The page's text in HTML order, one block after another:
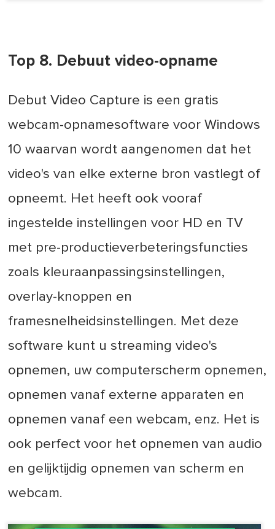
Top 8. Debuut video-opname
Debut Video Capture is een gratis
webcam-opnamesoftware voor Windows
10 waarvan wordt aangenomen dat het
video's van elke externe bron vastlegt of
opneemt. Het heeft ook vooraf
ingestelde instellingen voor HD en TV
met pre-productieverbeteringsfuncties
zoals kleuraanpassingsinstellingen,
overlay-knoppen en
framesnelheidsinstellingen. Met deze
software kunt u streaming video's
opnemen, uw computerscherm opnemen,
opnemen vanaf externe apparaten en
opnemen vanaf een webcam, enz. Het is
ook perfect voor het opnemen van audio
en gelijktijdig opnemen van scherm en
webcam.